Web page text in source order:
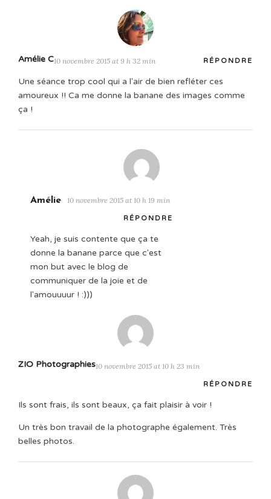
Amélie C10 novembre 2015 at 9 h 32 min RÉPONDRE
Une séance trop cool qui a l'air de bien refléter ces
amoureux !! Ca me donne la banane des images comme
ça !
Amélie 10 novembre 2015 at 10 h 19 min
RÉPONDRE
Yeah, je suis contente que ça te
donne la banane parce que c'est
mon but avec le blog de
communiquer de la joie et de
l'amouuuur ! :)))
ZIO Photographies10 novembre 2015 at 10 h 23 min
RÉPONDRE
Ils sont frais, ils sont beaux, ça fait plaisir à voir !
Un très bon travail de la photographe également. Très
belles photos.